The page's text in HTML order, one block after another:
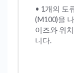
• 1개의 도
(M100)을
이즈와 위
니다.